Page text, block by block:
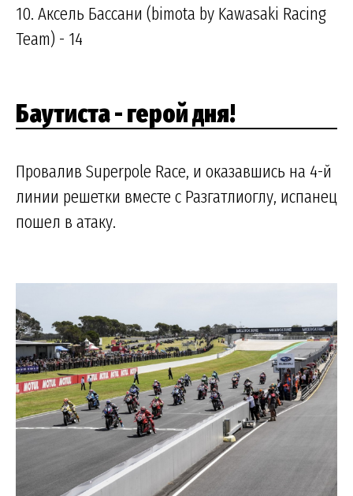
10. Аксель Бассани (bimota by Kawasaki Racing
Team) - 14
Баутиста - герой дня!
Провалив Superpole Race, и оказавшись на 4-й
линии решетки вместе с Разгатлиоглу, испанец
пошел в атаку.